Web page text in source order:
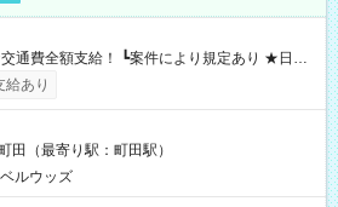
り） ┗働いたその日に現金GET♪ お仕事後はコ
分を引き落とせます！ 【試用期間】試
給あり
田（最寄り駅：町田駅）
ルウッズ